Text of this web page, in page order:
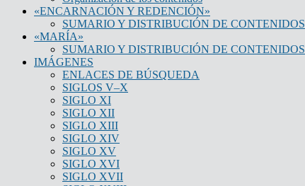
«ENCARNACIÓN Y REDENCIÓN»
SUMARIO Y DISTRIBUCIÓN DE CONTENIDOS
«MARÍA»
SUMARIO Y DISTRIBUCIÓN DE CONTENIDOS
IMÁGENES
ENLACES DE BÚSQUEDA
SIGLOS V–X
SIGLO XI
SIGLO XII
SIGLO XIII
SIGLO XIV
SIGLO XV
SIGLO XVI
SIGLO XVII